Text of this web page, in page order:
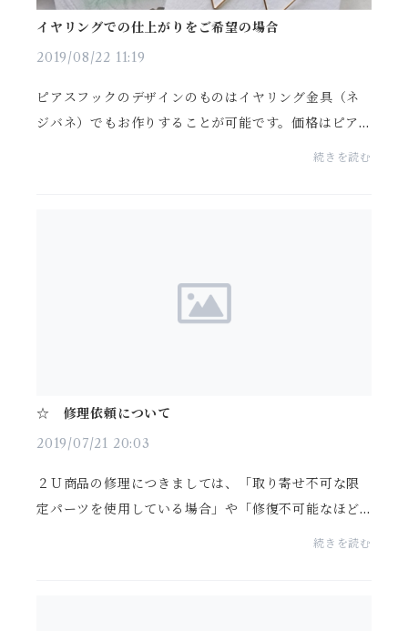
イヤリングでの仕上がりをご希望の場合
2019/08/22 11:19
ピアスフックのデザインのものはイヤリング金具（ネ
ジバネ）でもお作りすることが可能です。価格はピア
スと同じです。ただし、イヤリング金具の素材は「真
続きを読む
☆ 修理依頼について
2019/07/21 20:03
２Ｕ商品の修理につきましては、「取り寄せ不可な限
定パーツを使用している場合」や「修復不可能なほど
のダメージがある場合」はご依頼を受けることが難し
続きを読む